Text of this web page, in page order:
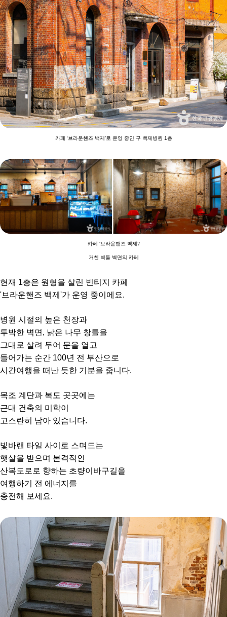
카페 ‘브라운핸즈 백제’로 운영 중인 구 백제병원 1층
카페 ‘브라운핸즈 백제’/
거친 벽돌 벽면의 카페
현재 1층은 원형을 살린 빈티지 카페
'브라운핸즈 백제'가 운영 중이에요.
병원 시절의 높은 천장과
투박한 벽면, 낡은 나무 창틀을
그대로 살려 두어 문을 열고
들어가는 순간 100년 전 부산으로
시간여행을 떠난 듯한 기분을 줍니다.
목조 계단과 복도 곳곳에는
근대 건축의 미학이
고스란히 남아 있습니다.
빛바랜 타일 사이로 스며드는
햇살을 받으며 본격적인
산복도로로 향하는 초량이바구길을
여행하기 전 에너지를
충전해 보세요.